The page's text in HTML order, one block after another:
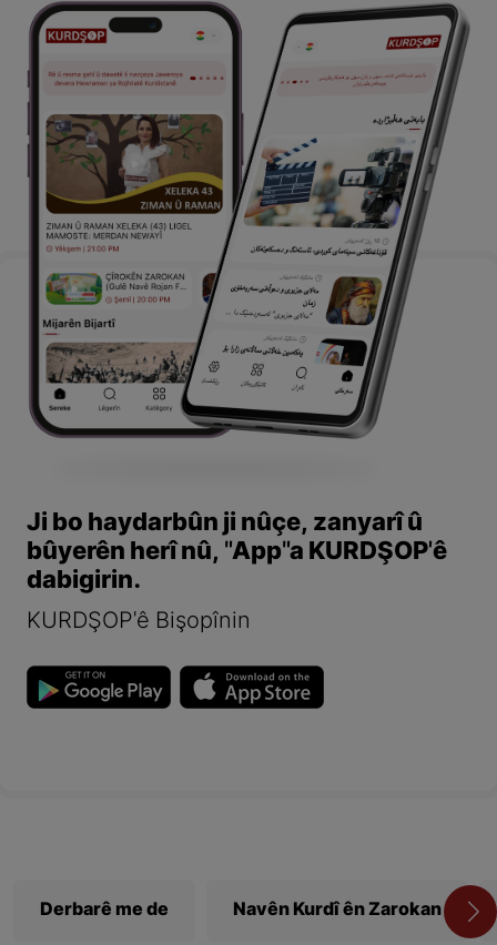
Ji bo haydarbûn ji nûçe, zanyarî û
bûyerên herî nû, "App"a KURDŞOP'ê
dabigirin.
KURDŞOP'ê Bişopînin
Derbarê me de Navên Kurdî ên Zarokan